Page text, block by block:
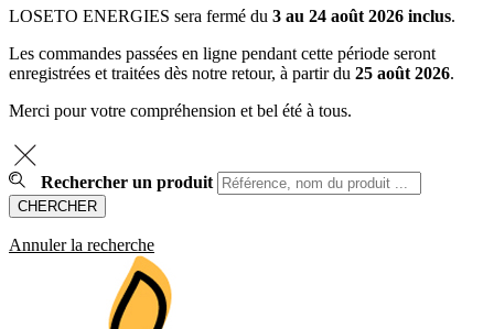
LOSETO ENERGIES sera fermé du 3 au 24 août 2026 inclus.
Les commandes passées en ligne pendant cette période seront
enregistrées et traitées dès notre retour, à partir du 25 août 2026.
Merci pour votre compréhension et bel été à tous.
Rechercher un produit
Annuler la recherche